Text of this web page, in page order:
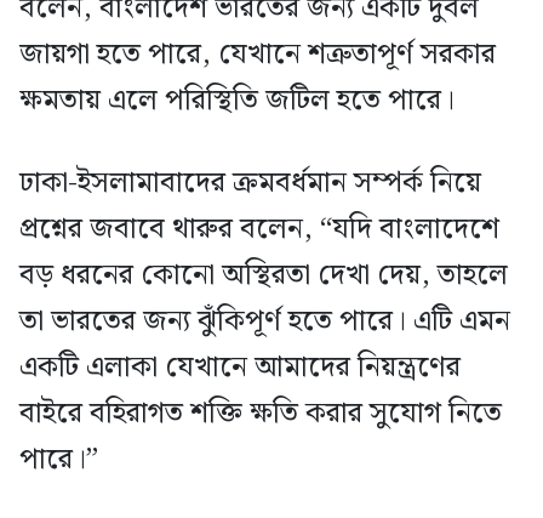
জায়গা হতে পারে, যেখানে শত্রুতাপূর্ণ সরকার
ক্ষমতায় এলে পরিস্থিতি জটিল হতে পারে।
ঢাকা-ইসলামাবাদের ক্রমবর্ধমান সম্পর্ক নিয়ে
প্রশ্নের জবাবে থারুর বলেন, “যদি বাংলাদেশে
বড় ধরনের কোনো অস্থিরতা দেখা দেয়, তাহলে
তা ভারতের জন্য ঝুঁকিপূর্ণ হতে পারে। এটি এমন
একটি এলাকা যেখানে আমাদের নিয়ন্ত্রণের
বাইরে বহিরাগত শক্তি ক্ষতি করার সুযোগ নিতে
পারে।”